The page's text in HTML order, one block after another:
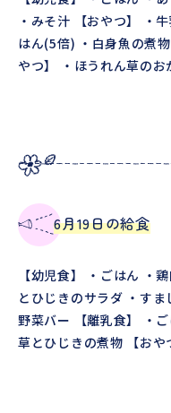
・みそ汁 【おやつ】 ・
はん(5倍) ・白身魚の煮
やつ】 ・ほうれん草のお
6月19日の給食
【幼児食】 ・ごはん ・
とひじきのサラダ ・すま
野菜バー 【離乳食】 ・
草とひじきの煮物 【お